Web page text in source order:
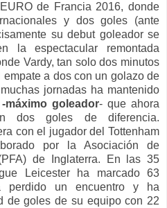
de Francia 2016, donde
y dos goles (ante
su debut goleador se
la espectacular remontada
Vardy, tan solo dos minutos
a dos con un golazo de
jornadas ha mantenido
goleador- que ahora
dos goles de diferencia.
con el jugador del Tottenham
por la Asociación de
de Inglaterra. En las 35
Leicester ha marcado 63
perdido un encuentro y ha
de goles de su equipo con 22